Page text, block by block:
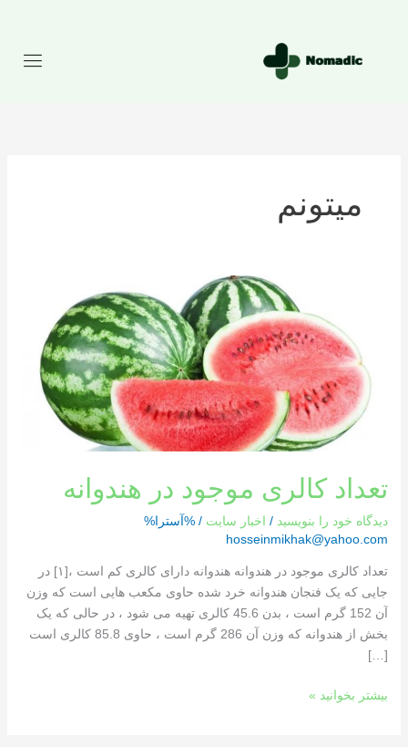
میتونم
تعداد کالری موجود در هندوانه
دیدگاه‌ خود را بنویسید / اخبار سایت / %آسترا%
hosseinmikhak@yahoo.com
تعداد کالری موجود در هندوانه هندوانه دارای کالری کم است ،[١] در
جایی که یک فنجان هندوانه خرد شده حاوی مکعب هایی است که وزن
آن 152 گرم است ، بدن 45.6 کالری تهیه می شود ، در حالی که یک
بخش از هندوانه که وزن آن 286 گرم است ، حاوی 85.8 کالری است
[…]
هندوانه
بیشتر بخوانید »